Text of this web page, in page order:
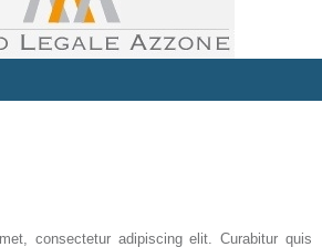
consectetur adipiscing elit. Curabitur quis